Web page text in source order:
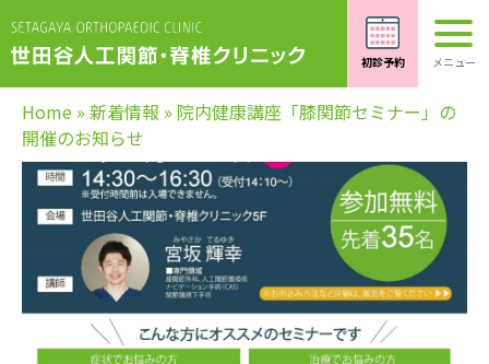
Home » 新着情報 » 院内健康講座「膝関節セミナー」の
開催のお知らせ